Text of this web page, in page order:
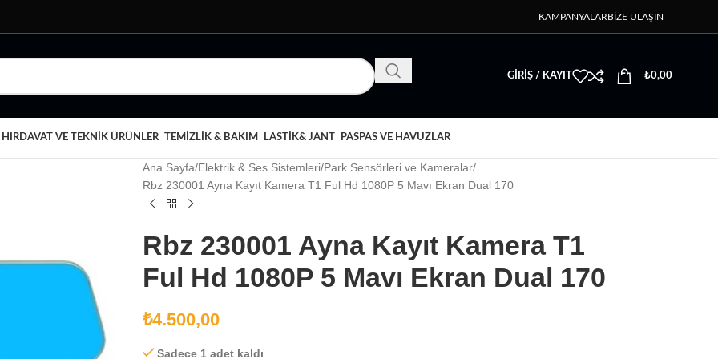
KAMPANYALARBIZE ULAŞIN
GIRIŞ / KAYIT ₺0,00
HIRDAVAT VE TEKNIK ÜRÜNLER TEMIZLIK & BAKIM LASTIK& JANT PASPAS VE HAVUZLAR
Ana Sayfa Elektrik & Ses Sistemleri Park Sensörleri ve Kameralar
Rbz 230001 Ayna Kayıt Kamera T1 Ful Hd 1080P 5 Mavı Ekran Dual 170
Rbz 230001 Ayna Kayıt Kamera T1
Ful Hd 1080P 5 Mavı Ekran Dual 170
₺4.500,00
Sadece 1 adet kaldı